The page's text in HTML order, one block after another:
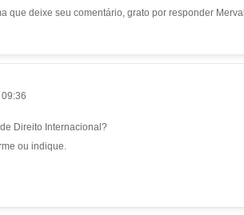
que deixe seu comentário, grato por responder
Direito Internacional?
ou indique.